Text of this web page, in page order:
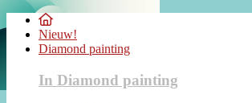
Nieuw!
Diamond painting
In Diamond painting